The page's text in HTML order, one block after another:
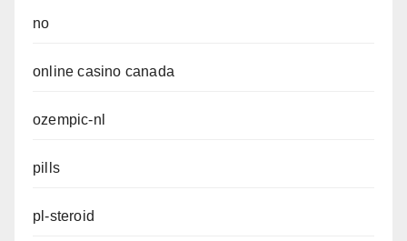
no
online casino canada
ozempic-nl
pills
pl-steroid